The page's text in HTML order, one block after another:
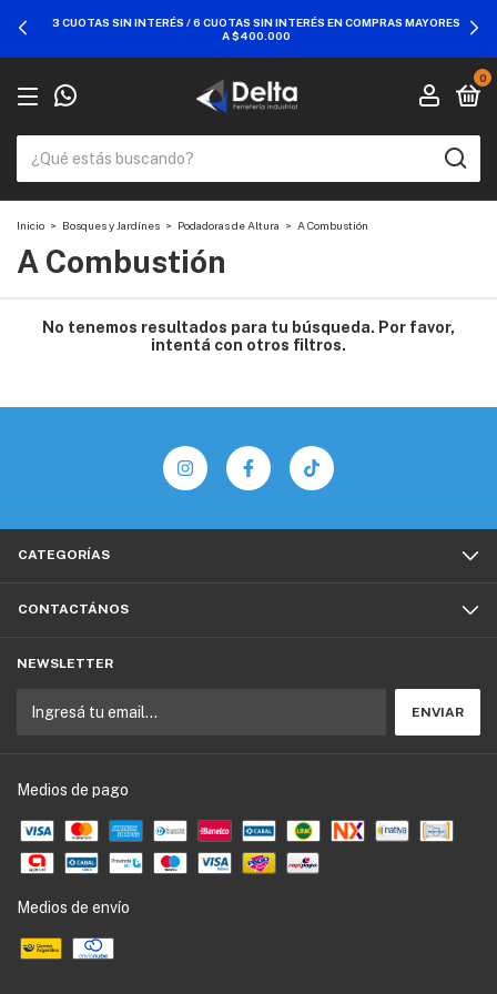
3 CUOTAS SIN INTERÉS / 6 CUOTAS SIN INTERÉS EN COMPRAS MAYORES
A $400.000
0
Inicio > Bosques y Jardínes > Podadoras de Altura > A Combustión
A Combustión
No tenemos resultados para tu búsqueda. Por favor,
intentá con otros filtros.
CATEGORÍAS
CONTACTÁNOS
NEWSLETTER
Medios de pago
Medios de envío